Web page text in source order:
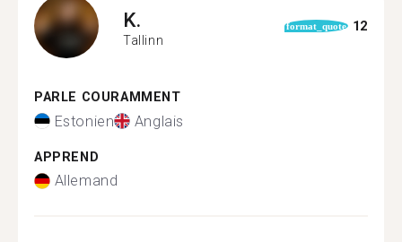
K.
Tallinn
format_quote 12
PARLE COURAMMENT
Estonien Anglais
APPREND
Allemand